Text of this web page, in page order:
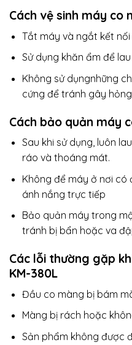
Cách vệ sinh máy co
Tắt máy và ngắt kết nối
Sử dụng khăn ẩm để
Không sử dụngnhững
cứng để tránh gây
Cách bảo quản máy
Sau khi sử dụng, luôn
ráo và thoáng mát.
Không để máy ở nơi
ánh nắng trực tiếp
Bảo quản máy trong
tránh bị bẩn hoặc va
Các lỗi thường gặp
KM-380L
Đầu co màng bị bám
Màng bị rách hoặc
Sản phẩm không được